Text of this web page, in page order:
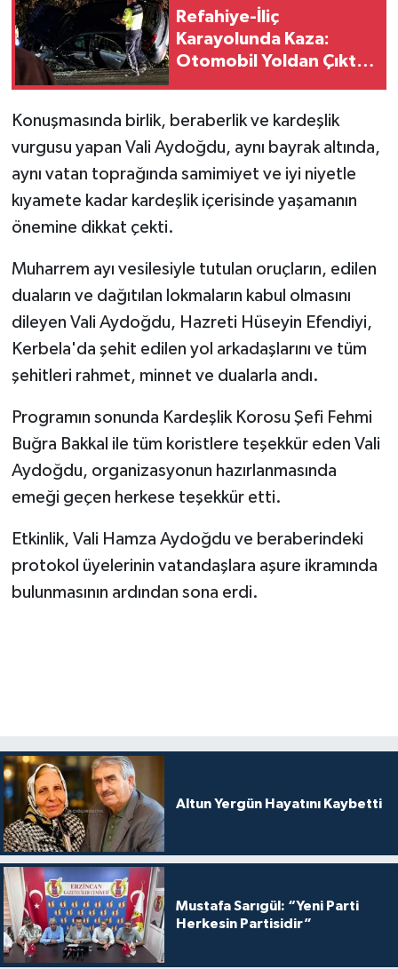
Refahiye-İliç
Karayolunda Kaza:
Otomobil Yoldan Çıktı,
Konuşmasında birlik, beraberlik ve kardeşlik
vurgusu yapan Vali Aydoğdu, aynı bayrak altında,
aynı vatan toprağında samimiyet ve iyi niyetle
kıyamete kadar kardeşlik içerisinde yaşamanın
önemine dikkat çekti.
Muharrem ayı vesilesiyle tutulan oruçların, edilen
duaların ve dağıtılan lokmaların kabul olmasını
dileyen Vali Aydoğdu, Hazreti Hüseyin Efendiyi,
Kerbela'da şehit edilen yol arkadaşlarını ve tüm
şehitleri rahmet, minnet ve dualarla andı.
Programın sonunda Kardeşlik Korosu Şefi Fehmi
Buğra Bakkal ile tüm koristlere teşekkür eden Vali
Aydoğdu, organizasyonun hazırlanmasında
emeği geçen herkese teşekkür etti.
Etkinlik, Vali Hamza Aydoğdu ve beraberindeki
protokol üyelerinin vatandaşlara aşure ikramında
bulunmasının ardından sona erdi.
Altun Yergün Hayatını Kaybetti
Mustafa Sarıgül: “Yeni Parti
Herkesin Partisidir”